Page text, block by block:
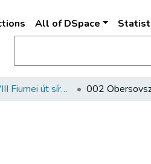
All of DSpace
Budapest VIII Fiumei út sírkert 1. rész 002